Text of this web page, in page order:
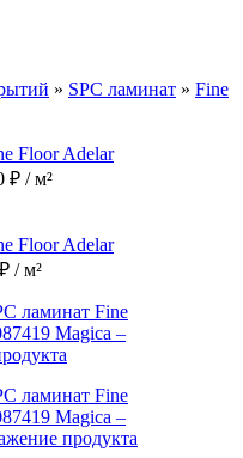
» SPC ламинат » Fine
Floor Adelar
₽ / м²
Floor Adelar
₽ / м²